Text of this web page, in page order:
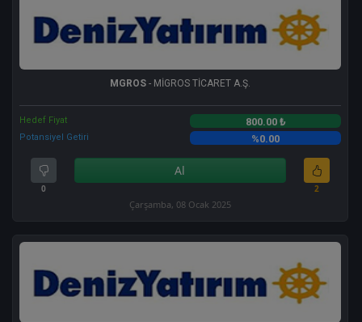
MGROS - MİGROS TİCARET A.Ş.
Hedef Fiyat 800.00 ₺
Potansiyel Getiri %0.00
0
Al
2
Çarşamba, 08 Ocak 2025